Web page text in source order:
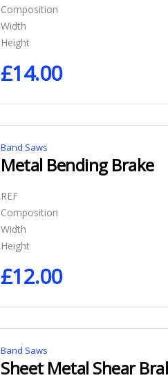
Composition
Width
Height
£14.00
Band Saws
Metal Bending Brake
REF
Composition
Width
Height
£12.00
Band Saws
Sheet Metal Shear